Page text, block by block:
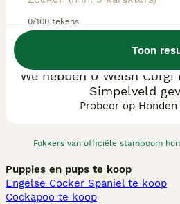
0/100 tekens
Toon
Fokkers van officiële stamboom
We hebben 0 Welsh
Simpelveld
Probeer op
Puppies en pups te koop
Engelse Cocker Spaniel te koop
Cockapoo te koop